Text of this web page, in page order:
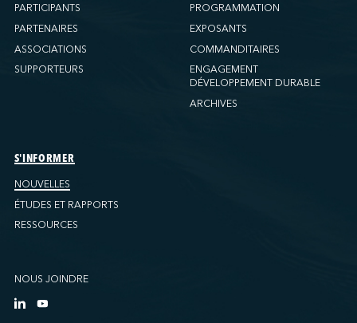
PARTICIPANTS
PARTENAIRES
ASSOCIATIONS
SUPPORTEURS
PROGRAMMATION
EXPOSANTS
COMMANDITAIRES
ENGAGEMENT
DÉVELOPPEMENT DURABLE
ARCHIVES
S'INFORMER
NOUVELLES
ÉTUDES ET RAPPORTS
RESSOURCES
NOUS JOINDRE